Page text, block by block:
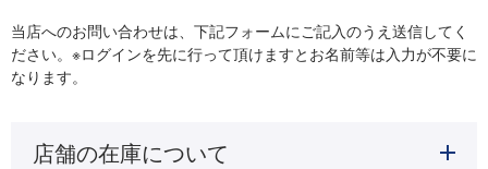
当店へのお問い合わせは、下記フォームにご記入のうえ送信してく
ださい。※ログインを先に行って頂けますとお名前等は入力が不要に
なります。
店舗の在庫について